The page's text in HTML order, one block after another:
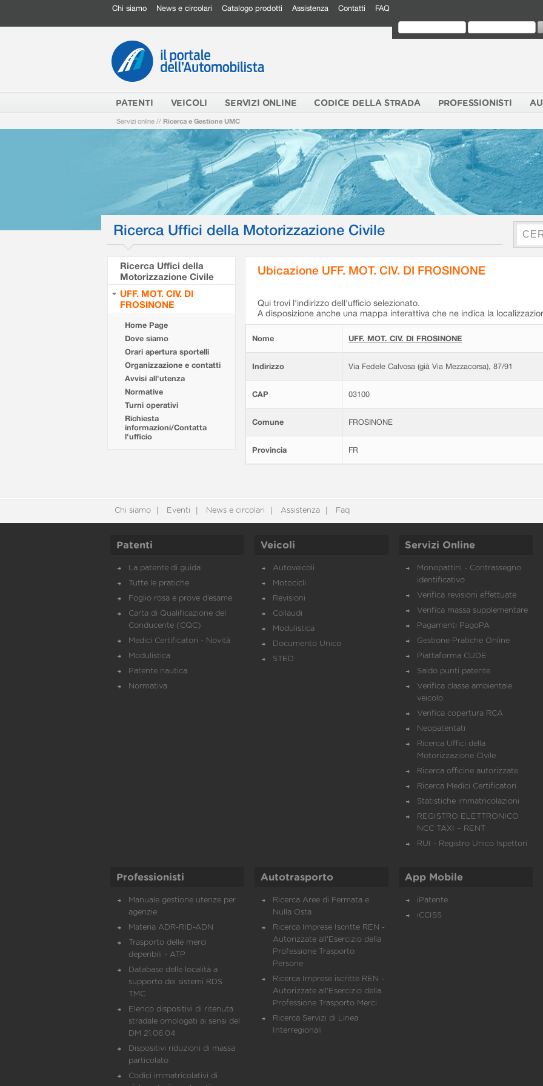
Chi siamo News e circolari Catalogo prodotti Assistenza Contatti FAQ
PATENTI VEICOLI SERVIZI ONLINE CODICE DELLA STRADA PROFESSIONISTI
Servizi online // Ricerca e Gestione UMC
Ricerca Uffici della Motorizzazione Civile
Ricerca Uffici della
Motorizzazione Civile
UFF. MOT. CIV. DI
FROSINONE
Home Page
Dove siamo
Orari apertura sportelli
Organizzazione e contatti
Avvisi all'utenza
Normative
Turni operativi
Richiesta
informazioni/Contatta
l'ufficio
Ubicazione UFF. MOT. CIV. DI FROSINONE
Qui trovi l'indirizzo dell'ufficio selezionato.
A disposizione anche una mappa interattiva che ne indica la
Nome UFF. MOT. CIV. DI FROSINONE
Indirizzo Via Fedele Calvosa (già Via Mezzacorsa), 87/91
CAP 03100
Comune FROSINONE
Provincia FR
Chi siamo Eventi News e circolari Assistenza Faq
Patenti
La patente di guida
Tutte le pratiche
Foglio rosa e prove d’esame
Carta di Qualificazione del
Conducente (CQC)
Medici Certificatori - Novità
Modulistica
Patente nautica
Normativa
Veicoli
Autoveicoli
Motocicli
Revisioni
Collaudi
Modulistica
Documento Unico
STED
Servizi Online
Monopattini - Contrassegno
identificativo
Verifica revisioni effettuate
Verifica massa supplementare
Pagamenti PagoPA
Gestione Pratiche Online
Piattaforma CUDE
Saldo punti patente
Verifica classe ambientale
veicolo
Verifica copertura RCA
Neopatentati
Ricerca Uffici della
Motorizzazione Civile
Ricerca officine autorizzate
Ricerca Medici Certificatori
Statistiche immatricolazioni
REGISTRO ELETTRONICO
NCC TAXI – RENT
RUI - Registro Unico Ispettori
Professionisti
Manuale gestione utenze per
agenzie
Materia ADR-RID-ADN
Trasporto delle merci
deperibili - ATP
Database delle località a
supporto dei sistemi RDS
TMC
Elenco dispositivi di ritenuta
stradale omologati ai sensi del
DM 21.06.04
Dispositivi riduzioni di massa
particolato
Codici immatricolativi di
Autotrasporto
Ricerca Aree di Fermata e
Nulla Osta
Ricerca Imprese Iscritte REN -
Autorizzate all'Esercizio della
Professione Trasporto
Persone
Ricerca Imprese iscritte REN -
Autorizzate all'Esercizio della
Professione Trasporto Merci
Ricerca Servizi di Linea
Interregionali
App Mobile
iPatente
iCCISS